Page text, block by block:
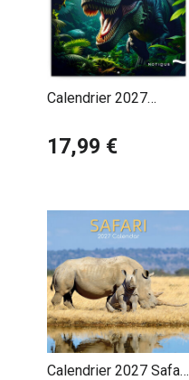
Calendrier 2027
Dinosaures
17,99 €
Calendrier 2027 Safari